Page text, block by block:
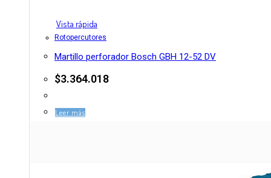
Vista rápida
Rotopercutores
Martillo perforador Bosch GBH 12-52 DV
$3.364.018
Leer más